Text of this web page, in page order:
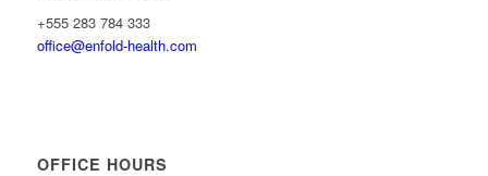
+555 283 784 333
office@enfold-health.com
OFFICE HOURS